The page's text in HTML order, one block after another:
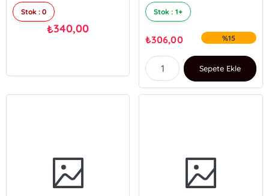
Stok : 0
₺340,00
Stok : 1+
₺306,00 %15
Sepete Ekle